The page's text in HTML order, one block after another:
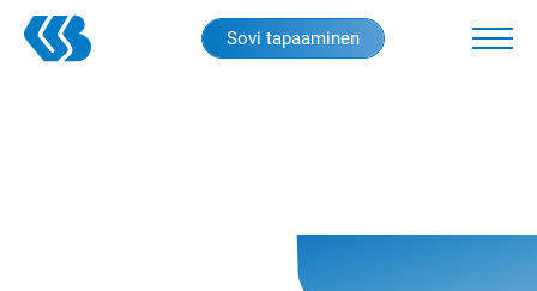
Skip
Sovi tapaaminen